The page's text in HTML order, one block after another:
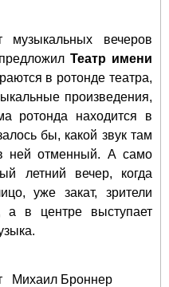
вечеров
Театр имени
в ротонде театра,
произведения,
ротонда находится в
бы, какой звук там
ней отменный. А само
летний вечер, когда
уже закат, зрители
а в центре выступает
Михаил Броннер